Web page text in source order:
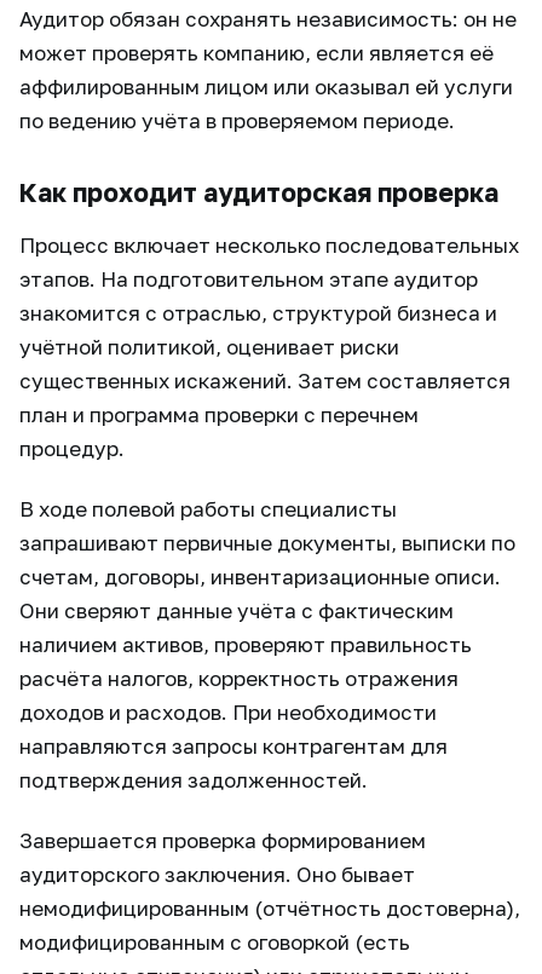
Аудитор обязан сохранять независимость: он не
может проверять компанию, если является её
аффилированным лицом или оказывал ей услуги
по ведению учёта в проверяемом периоде.
Как проходит аудиторская проверка
Процесс включает несколько последовательных
этапов. На подготовительном этапе аудитор
знакомится с отраслью, структурой бизнеса и
учётной политикой, оценивает риски
существенных искажений. Затем составляется
план и программа проверки с перечнем
процедур.
В ходе полевой работы специалисты
запрашивают первичные документы, выписки по
счетам, договоры, инвентаризационные описи.
Они сверяют данные учёта с фактическим
наличием активов, проверяют правильность
расчёта налогов, корректность отражения
доходов и расходов. При необходимости
направляются запросы контрагентам для
подтверждения задолженностей.
Завершается проверка формированием
аудиторского заключения. Оно бывает
немодифицированным (отчётность достоверна),
модифицированным с оговоркой (есть